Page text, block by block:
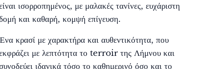
ισορροπημένος, με μαλακές τανίνες, ευχάριστη
και καθαρή, κομψή επίγευση.
κρασί με χαρακτήρα και αυθεντικότητα, που
με λεπτότητα το terroir της Λήμνου και
ιδανικά τόσο το καθημερινό όσο και το